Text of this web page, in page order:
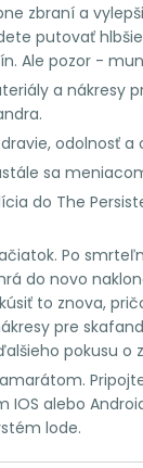
zbraní a
putovať
Ale pozor -
a nákresy
odolnosť
sa
do The
Po
do novo
to znova,
pre
pokusu o
IOS alebo
lode.